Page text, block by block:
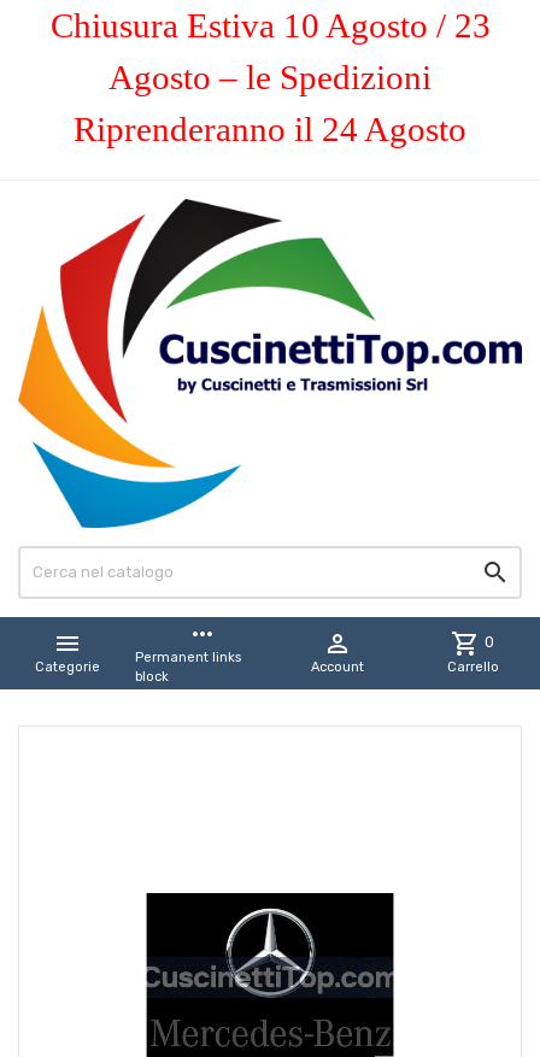
Chiusura Estiva 10 Agosto / 23
Agosto – le Spedizioni
Riprenderanno il 24 Agosto


Categorie
more_horiz
Permanent links
block

Account
shopping_cart 0
Carrello